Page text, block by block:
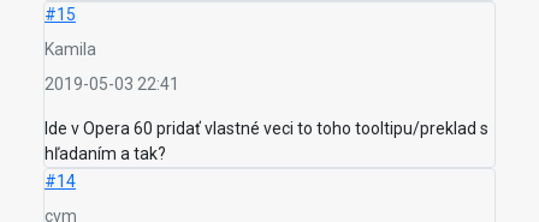
#15
Kamila
2019-05-03 22:41
Ide v Opera 60 pridať vlastné veci to toho tooltipu/preklad s
hľadaním a tak?
#14
cvm